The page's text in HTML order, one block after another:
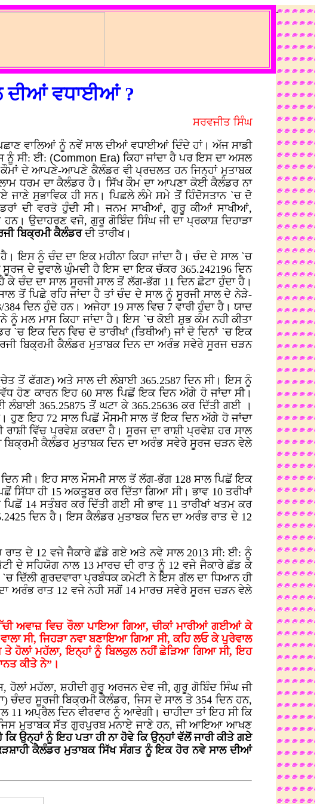
ਦੀਆਂ ਵਧਾਈਆਂ ?
ਸਰਵਜੀਤ ਸਿੰਘ
ਵਾਲਿਆਂ ਨੂੰ ਨਵੇਂ ਸਾਲ ਦੀਆਂ ਵਧਾਈਆਂ ਦਿੰਦੇ ਹਾਂ। ਅੱਜ ਸਾਡੀ
ਨੂੰ ਸੀ: ਈ: (Common Era) ਕਿਹਾ ਜਾਂਦਾ ਹੈ ਪਰ ਇਸ ਦਾ ਅਸਲ
ਕੌਮਾਂ ਦੇ ਆਪਣੇ-ਆਪਣੇ ਕੈਲੰਡਰ ਵੀ ਪ੍ਰਚਲਤ ਹਨ ਜਿਨ੍ਹਾਂ ਮੁਤਾਬਕ
ਧਰਮ ਦਾ ਕੈਲੰਡਰ ਹੈ। ਸਿੱਖ ਕੌਮ ਦਾ ਆਪਣਾ ਕੋਈ ਕੈਲੰਡਰ ਨਾ
ਜਾਣੇ ਸੁਭਾਵਿਕ ਹੀ ਸਨ। ਪਿਛਲੇ ਲੰਮੇ ਸਮੇ ਤੋਂ ਹਿੰਦੋਸਤਾਨ `ਚ ਦੋ
ਦੀ ਵਰਤੋ ਹੁੰਦੀ ਸੀ। ਜਨਮ ਸਾਖੀਆਂ, ਗੁਰੂ ਕੀਆਂ ਸਾਖੀਆਂ,
ਉਦਾਹਰਣ ਵਜੋ, ਗੁਰੂ ਗੋਬਿੰਦ ਸਿੰਘ ਜੀ ਦਾ ਪ੍ਰਕਾਸ਼ ਦਿਹਾੜਾ
ਬਿਕ੍ਰਮੀ ਕੈਲੰਡਰਦੀ ਤਾਰੀਖ।
ਇਸ ਨੂੰ ਚੰਦ ਦਾ ਇਕ ਮਹੀਨਾ ਕਿਹਾ ਜਾਂਦਾ ਹੈ। ਚੰਦ ਦੇ ਸਾਲ `ਚ
ਦੇ ਦੁਵਾਲੇ ਘੁੰਮਦੀ ਹੈ ਇਸ ਦਾ ਇਕ ਚੱਕਰ 365.242196 ਦਿਨ
ਚੰਦ ਦਾ ਸਾਲ ਸੂਰਜੀ ਸਾਲ ਤੋਂ ਲੱਗ-ਭੱਗ 11 ਦਿਨ ਛੋਟਾ ਹੁੰਦਾ ਹੈ।
ਤੋਂ ਪਿਛੇ ਰਹਿ ਜਾਂਦਾ ਹੈ ਤਾਂ ਚੰਦ ਦੇ ਸਾਲ ਨੂੰ ਸੂਰਜੀ ਸਾਲ ਦੇ ਨੇੜੇ-
ਦਿਨ ਹੁੰਦੇ ਹਨ। ਅਜੇਹਾ 19 ਸਾਲ ਵਿਚ 7 ਵਾਰੀ ਹੁੰਦਾ ਹੈ। ਯਾਦ
ਨੂੰ ਮਲ ਮਾਸ ਕਿਹਾ ਜਾਂਦਾ ਹੈ। ਇਸ `ਚ ਕੋਈ ਸ਼ੁਭ ਕੰਮ ਨਹੀ ਕੀਤਾ
ਇਕ ਦਿਨ ਵਿਚ ਦੋ ਤਾਰੀਖਾਂ (ਤਿਥੀਆਂ) ਜਾਂ ਦੋ ਦਿਨਾਂ `ਚ ਇਕ
ਬਿਕ੍ਰਮੀ ਕੈਲੰਡਰ ਮੁਤਾਬਕ ਦਿਨ ਦਾ ਅਰੰਭ ਸਵੇਰੇ ਸੂਰਜ ਚੜਨ
ਫੱਗਣ) ਅਤੇ ਸਾਲ ਦੀ ਲੰਬਾਈ 365.2587 ਦਿਨ ਸੀ। ਇਸ ਨੂੰ
ਵੱਧ ਹੋਣ ਕਾਰਨ ਇਹ 60 ਸਾਲ ਪਿਛੋਂ ਇਕ ਦਿਨ ਅੱਗੇ ਹੋ ਜਾਂਦਾ ਸੀ।
365.25875 ਤੋਂ ਘਟਾ ਕੇ 365.25636 ਕਰ ਦਿੱਤੀ ਗਈ ।
ਹੁਣ ਇਹ 72 ਸਾਲ ਪਿਛੋਂ ਮੌਸਮੀ ਸਾਲ ਤੋਂ ਇਕ ਦਿਨ ਅੱਗੇ ਹੋ ਜਾਂਦਾ
ਵਿੱਚ ਪ੍ਰਵੇਸ਼ ਕਰਦਾ ਹੈ। ਸੂਰਜ ਦਾ ਰਾਸ਼ੀ ਪ੍ਰਵੇਸ਼ ਹਰ ਸਾਲ
ਕੈਲੰਡਰ ਮੁਤਾਬਕ ਦਿਨ ਦਾ ਅਰੰਭ ਸਵੇਰੇ ਸੂਰਜ ਚੜਨ ਵੇਲੇ
ਸੀ। ਇਹ ਸਾਲ ਮੌਸਮੀ ਸਾਲ ਤੋਂ ਲੱਗ-ਭੱਗ 128 ਸਾਲ ਪਿਛੋਂ ਇਕ
ਹੀ 15 ਅਕਤੂਬਰ ਕਰ ਦਿੱਤਾ ਗਿਆ ਸੀ। ਭਾਵ 10 ਤਰੀਖਾਂ
14 ਸਤੰਬਰ ਕਰ ਦਿੱਤੀ ਗਈ ਸੀ ਭਾਵ 11 ਤਾਰੀਖਾਂ ਖਤਮ ਕਰ
ਦਿਨ ਹੈ। ਇਸ ਕੈਲੰਡਰ ਮੁਤਾਬਕ ਦਿਨ ਦਾ ਅਰੰਭ ਰਾਤ ਦੇ 12
ਦੇ 12 ਵਜੇ ਜੈਕਾਰੇ ਛੱਡੇ ਗਏ ਅਤੇ ਨਵੇ ਸਾਲ 2013 ਸੀ: ਈ: ਨੂੰ
ਸਹਿਯੋਗ ਨਾਲ 13 ਮਾਰਚ ਦੀ ਰਾਤ ਨੂੰ 12 ਵਜੇ ਜੈਕਾਰੇ ਛੱਡ ਕੇ
ਦਿੱਲੀ ਗੁਰਦਵਾਰਾ ਪ੍ਰਬੰਧਕ ਕਮੇਟੀ ਨੇ ਇਸ ਗੱਲ ਦਾ ਧਿਆਨ ਹੀ
ਅਰੰਭ ਰਾਤ 12 ਵਜੇ ਨਹੀ ਸਗੋਂ 14 ਮਾਰਚ ਸਵੇਰੇ ਸੂਰਜ ਚੜਨ ਵੇਲੇ
ਅਵਾਜ਼ ਵਿਚ ਰੌਲਾ ਪਾਇਆ ਗਿਆ, ਚੀਕਾਂ ਮਾਰੀਆਂ ਗਈਆਂ ਕੇ
ਸੀ, ਜਿਹੜਾ ਨਵਾ ਬਣਾਇਆ ਗਿਆ ਸੀ, ਕਹਿ ਲਓ ਕੇ ਪੁਰੇਵਾਲ
ਤੇ ਹੋਲਾਂ ਮਹੱਲਾ, ਇਨ੍ਹਾਂ ਨੂੰ ਬਿਲਕੁਲ ਨਹੀਂ ਛੇੜਿਆ ਗਿਆ ਸੀ, ਇਹ
ਕੀਤੇ ਨੇ”।
ਹੋਲਾਂ ਮਹੱਲਾ, ਸ਼ਹੀਦੀ ਗੁਰੂ ਅਰਜਨ ਦੇਵ ਜੀ, ਗੁਰੂ ਗੋਬਿੰਦ ਸਿੰਘ ਜੀ
ਚੰਦਰ ਸੂਰਜੀ ਬਿਕ੍ਰਮੀ ਕੈਲੰਡਰ, ਜਿਸ ਦੇ ਸਾਲ ਤੇ 354 ਦਿਨ ਹਨ,
ਅਪ੍ਰੈਲ ਦਿਨ ਵੀਰਵਾਰ ਨੂੰ ਆਵੇਗੀ। ਚਾਹੀਦਾ ਤਾਂ ਇਹ ਸੀ ਕਿ
ਜਿਸ ਮੁਤਾਬਕ ਸੱਤ ਗੁਰਪੁਰਬ ਮਨਾਏ ਜਾਣੇ ਹਨ, ਜੀ ਆਇਆ ਆਖਣ
ਕਿ ਉਨ੍ਹਾਂ ਨੂੰ ਇਹ ਪਤਾ ਹੀ ਨਾ ਹੋਵੇ ਕਿ ਉਨ੍ਹਾਂ ਵੱਲੋਂ ਜਾਰੀ ਕੀਤੇ ਗਏ
ਕੈਲੰਡਰ ਮੁਤਾਬਕ ਸਿੱਖ ਸੰਗਤ ਨੂੰ ਇਕ ਹੋਰ ਨਵੇ ਸਾਲ ਦੀਆਂ
.